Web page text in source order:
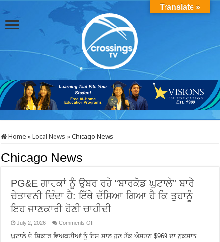
Home »Local News »Chicago News
Chicago News
PG&E ਗਾਹਕਾਂ ਨੂੰ ਉਬਰ ਰਹੇ “ਬਾਰਕੋਡ ਘੁਟਾਲੇ” ਬਾਰੇ
ਚੇਤਾਵਨੀ ਦਿੰਦਾ ਹੈ: ਇੱਥੇ ਦੱਸਿਆ ਗਿਆ ਹੈ ਕਿ ਤੁਹਾਨੂੰ
ਇਹ ਜਾਣਕਾਰੀ ਹੋਣੀ ਚਾਹੀਦੀ
July 2, 2026 Comments Offon
ਗਾਹਕਾਂ
ਘੁਟਾਲੇ ਦੇ ਸ਼ਿਕਾਰ ਵਿਅਕਤੀਆਂ ਨੂੰ ਇਸ ਸਾਲ ਹੁਣ ਤੱਕ ਔਸਤਨ $969 ਦਾ ਨੁਕਸਾਨ
Translate »